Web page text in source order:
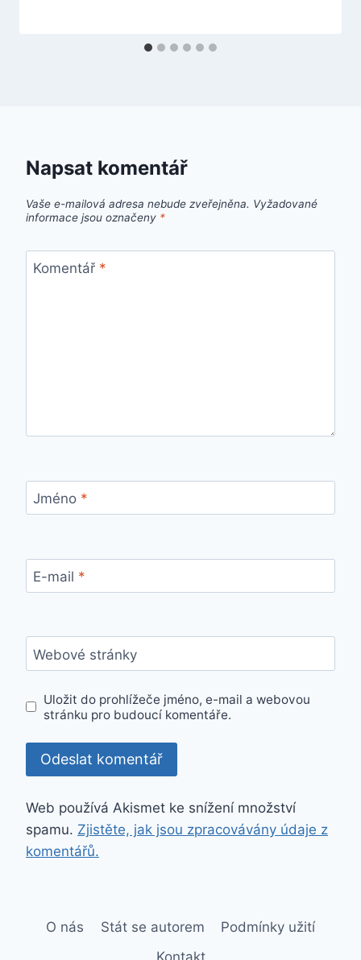
Napsat komentář
Vaše e-mailová adresa nebude zveřejněna. Vyžadované
informace jsou označeny *
Komentář *
Jméno *
E-mail *
Webové stránky
Uložit do prohlížeče jméno, e-mail a webovou
stránku pro budoucí komentáře.
Web používá Akismet ke snížení množství
spamu. Zjistěte, jak jsou zpracovávány údaje z
komentářů.
O nás Stát se autorem
Podmínky užití